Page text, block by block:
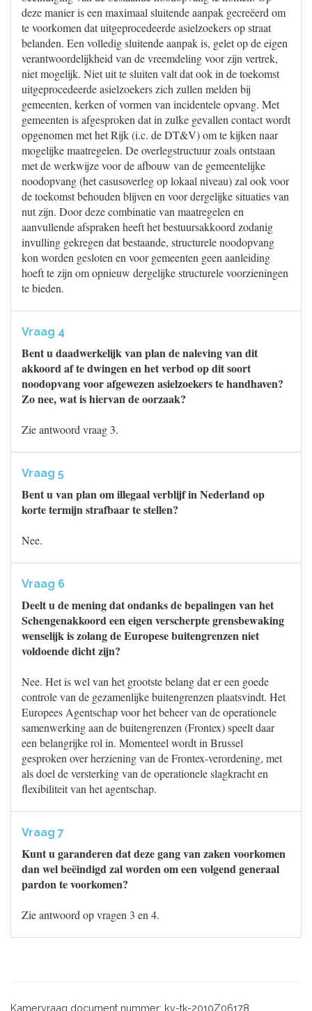
deze manier is een maximaal sluitende aanpak gecreëerd om
te voorkomen dat uitgeprocedeerde asielzoekers op straat
belanden. Een volledig sluitende aanpak is, gelet op de eigen
verantwoordelijkheid van de vreemdeling voor zijn vertrek,
niet mogelijk. Niet uit te sluiten valt dat ook in de toekomst
uitgeprocedeerde asielzoekers zich zullen melden bij
gemeenten, kerken of vormen van incidentele opvang. Met
gemeenten is afgesproken dat in zulke gevallen contact wordt
opgenomen met het Rijk (i.c. de DT&V) om te kijken naar
mogelijke maatregelen. De overlegstructuur zoals ontstaan
met de werkwijze voor de afbouw van de gemeentelijke
noodopvang (het casusoverleg op lokaal niveau) zal ook voor
de toekomst behouden blijven en voor dergelijke situaties van
nut zijn. Door deze combinatie van maatregelen en
aanvullende afspraken heeft het bestuursakkoord zodanig
invulling gekregen dat bestaande, structurele noodopvang
kon worden gesloten en voor gemeenten geen aanleiding
hoeft te zijn om opnieuw dergelijke structurele voorzieningen
te bieden.
Vraag 4
Bent u daadwerkelijk van plan de naleving van dit
akkoord af te dwingen en het verbod op dit soort
noodopvang voor afgewezen asielzoekers te handhaven?
Zo nee, wat is hiervan de oorzaak?
Zie antwoord vraag 3.
Vraag 5
Bent u van plan om illegaal verblijf in Nederland op
korte termijn strafbaar te stellen?
Nee.
Vraag 6
Deelt u de mening dat ondanks de bepalingen van het
Schengenakkoord een eigen verscherpte grensbewaking
wenselijk is zolang de Europese buitengrenzen niet
voldoende dicht zijn?
Nee. Het is wel van het grootste belang dat er een goede
controle van de gezamenlijke buitengrenzen plaatsvindt. Het
Europees Agentschap voor het beheer van de operationele
samenwerking aan de buitengrenzen (Frontex) speelt daar
een belangrijke rol in. Momenteel wordt in Brussel
gesproken over herziening van de Frontex-verordening, met
als doel de versterking van de operationele slagkracht en
flexibiliteit van het agentschap.
Vraag 7
Kunt u garanderen dat deze gang van zaken voorkomen
dan wel beëindigd zal worden om een volgend generaal
pardon te voorkomen?
Zie antwoord op vragen 3 en 4.
Kamervraag document nummer: kv-tk-2010Z06178